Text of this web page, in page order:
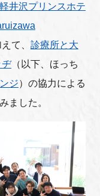
軽井沢プリンスホテ
て、 診療所と大
ヂ（以下、ほっち
ジ）の協力による
ました。